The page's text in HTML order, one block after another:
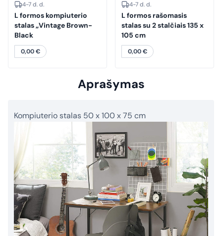
4-7 d. d.
L formos kompiuterio
stalas „Vintage Brown-
Black
0,00€
4-7 d. d.
L formos rašomasis
stalas su 2 stalčiais 135 x
105 cm
0,00€
Aprašymas
Kompiuterio stalas 50 x 100 x 75 cm